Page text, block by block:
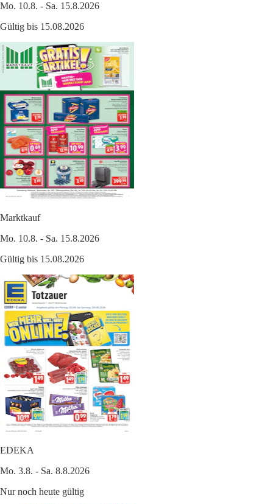
Mo. 10.8. - Sa. 15.8.2026
Gültig bis 15.08.2026
Marktkauf
Mo. 10.8. - Sa. 15.8.2026
Gültig bis 15.08.2026
EDEKA
Mo. 3.8. - Sa. 8.8.2026
Nur noch heute gültig